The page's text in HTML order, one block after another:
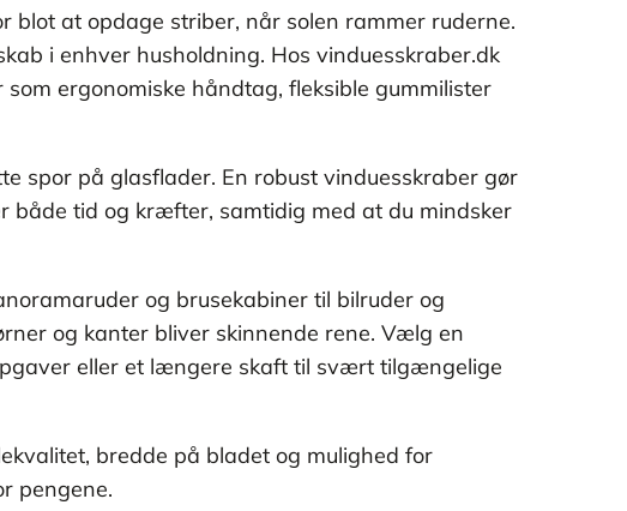
at opdage striber, når solen rammer ruderne.
i enhver husholdning. Hos vinduesskraber.dk
ergonomiske håndtag, fleksible gummilister
spor på glasflader. En robust vinduesskraber gør
både tid og kræfter, samtidig med at du mindsker
og brusekabiner til bilruder og
og kanter bliver skinnende rene. Vælg en
eller et længere skaft til svært tilgængelige
bredde på bladet og mulighed for
pengene.